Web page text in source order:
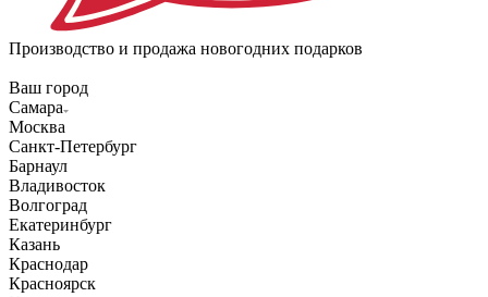
Производство и продажа новогодних подарков
Ваш город
Самара
Москва
Санкт-Петербург
Барнаул
Владивосток
Волгоград
Екатеринбург
Казань
Краснодар
Красноярск